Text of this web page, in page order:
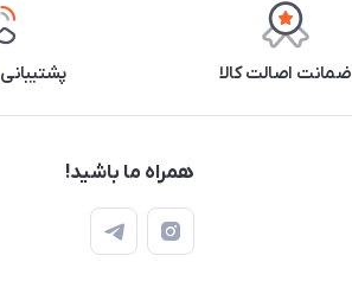
ضمانت اصالت کالا پشتیبانی ۲۴ ساعته
همراه ما باشید!